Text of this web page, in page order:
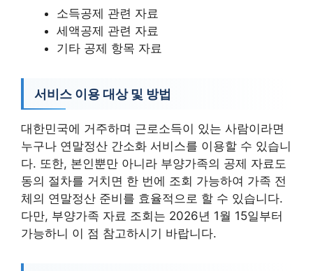
소득공제 관련 자료
세액공제 관련 자료
기타 공제 항목 자료
서비스 이용 대상 및 방법
대한민국에 거주하며 근로소득이 있는 사람이라면
누구나 연말정산 간소화 서비스를 이용할 수 있습니
다. 또한, 본인뿐만 아니라 부양가족의 공제 자료도
동의 절차를 거치면 한 번에 조회 가능하여 가족 전
체의 연말정산 준비를 효율적으로 할 수 있습니다.
다만, 부양가족 자료 조회는 2026년 1월 15일부터
가능하니 이 점 참고하시기 바랍니다.